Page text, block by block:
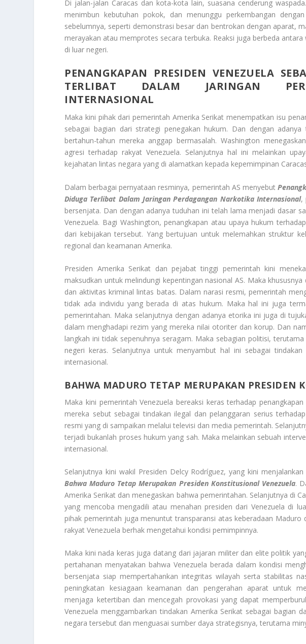
Di jalan-jalan Caracas dan kota-kota lain, suasana cenderung
menimbun kebutuhan pokok, dan menunggu perkembangan
sebelumnya, seperti demonstrasi besar dan bentrokan dengan aparat,
merayakan atau memprotes secara terbuka. Reaksi juga berbeda
di luar negeri.
PENANGKAPAN PRESIDEN VENEZUELA
TERLIBAT DALAM JARINGAN
INTERNASIONAL
Maka kini pihak dari pemerintah Amerika Serikat menempatkan isu
sebagai bagian dari strategi penegakan hukum. Dan dengan
bertahun-tahun mereka anggap bermasalah. Washington
agresi terhadap rakyat Venezuela. Selanjutnya hal ini melainkan
kejahatan lintas negara yang di alamatkan kepada kepemimpinan
Dalam berbagai pernyataan resminya, pemerintah AS menyebut
Diduga Terlibat Dalam Jaringan Perdagangan Narkotika Internasional,
bersenjata. Dan dengan adanya tuduhan ini telah lama menjadi dasar
Venezuela. Bagi Washington, penangkapan atau upaya hukum
dari kebijakan tersebut. Yang bertujuan untuk melemahkan struktur
regional dan keamanan Amerika.
Presiden Amerika Serikat dan pejabat tinggi pemerintah kini
maksudkan untuk melindungi kepentingan nasional AS. Maka
dan aktivitas kriminal lintas batas. Dalam narasi resmi, pemerintah
tidak ada individu yang berada di atas hukum. Maka hal ini juga
pemerintahan. Maka selanjutnya dengan adanya etorika ini juga di
dalam menghadapi rezim yang mereka nilai otoriter dan korup. Dan
langkah ini tidak sepenuhnya seragam. Maka sebagian politisi,
negeri keras. Selanjutnya untuk menyambut hal ini sebagai
internasional.
BAHWA MADURO TETAP MERUPAKAN PRESIDEN
Maka kini pemerintah Venezuela bereaksi keras terhadap
mereka sebut sebagai tindakan ilegal dan pelanggaran serius
resmi yang di sampaikan melalui televisi dan media pemerintah.
terjadi bukanlah proses hukum yang sah. Maka melainkan sebuah
internasional.
Selanjutnya kini wakil Presiden Delcy Rodríguez, yang kini
Bahwa Maduro Tetap Merupakan Presiden Konstitusional Venezuela.
Amerika Serikat dan menegaskan bahwa pemerintahan. Selanjutnya di
yang mencoba mengadili atau menahan presiden dari Venezuela di
pihak pemerintah juga menuntut transparansi atas keberadaan Maduro
rakyat Venezuela berhak mengetahui kondisi pemimpinnya.
Maka kini nada keras juga datang dari jajaran militer dan elite politik
pertahanan menyatakan bahwa Venezuela berada dalam kondisi
bersenjata siap mempertahankan integritas wilayah serta stabilitas
peningkatan kesiagaan keamanan dan pengerahan aparat untuk
menjaga ketertiban dan mencegah provokasi yang dapat
Venezuela menggambarkan tindakan Amerika Serikat sebagai bagian
negara tersebut dan menguasai sumber daya strategisnya, terutama